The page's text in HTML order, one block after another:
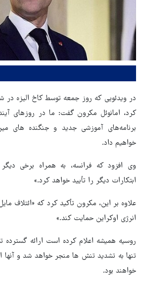
در ویدئویی که روز جمعه توسط کاخ الیزه در
کرد، امانوئل مکرون گفت: ما در روزهای
برنامه‌های آموزشی جدید و جنگنده های
خواهیم داد.
وی افزود که فرانسه، به همراه برخی
ابتکارات دیگر را تأیید خواهد کرد.»
علاوه بر این، مکرون تأکید کرد که «ائتلاف
انرژی اوکراین حمایت کند.»
روسیه همیشه اعلام کرده است ارائه گسترده
تنها به تشدید تنش ها منجر خواهد شد و
خواهند بود.